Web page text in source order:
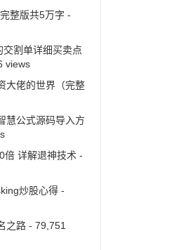
整版共5万字 -
割单详细买卖点
views
大佬的世界（完整
慧公式源码导入方
倍 详解退神技术 -
炒股心得-
之路- 79,751